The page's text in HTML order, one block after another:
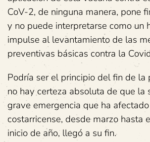
CoV-2, de ninguna manera, pone
y no puede interpretarse como un
impulse al levantamiento de las
preventivas básicas contra la
Podría ser el principio del fin de la
no hay certeza absoluta de que la
grave emergencia que ha
costarricense, desde marzo hasta
inicio de año, llegó a su fin.